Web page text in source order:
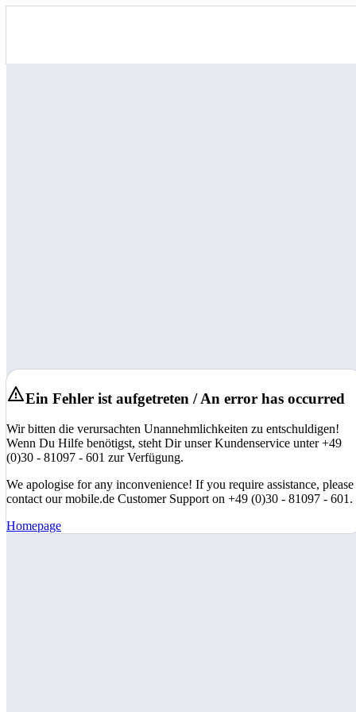
Ein Fehler ist aufgetreten / An error has occurred
Wir bitten die verursachten Unannehmlichkeiten zu entschuldigen!
Wenn Du Hilfe benötigst, steht Dir unser Kundenservice unter +49
(0)30 - 81097 - 601 zur Verfügung.
We apologise for any inconvenience! If you require assistance, please
contact our mobile.de Customer Support on +49 (0)30 - 81097 - 601.
Homepage